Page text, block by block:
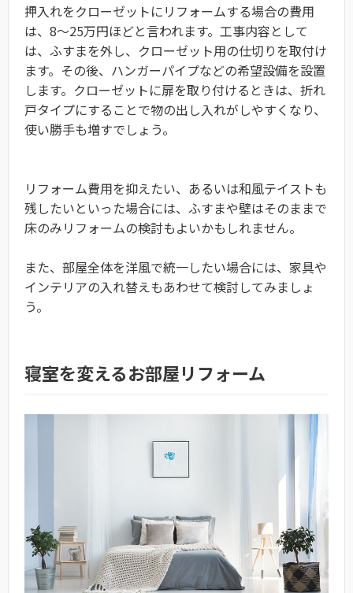
押入れをクローゼットにリフォームする場合の費用
は、8～25万円ほどと言われます。工事内容として
は、ふすまを外し、クローゼット用の仕切りを取付け
ます。その後、ハンガーパイプなどの希望設備を設置
します。クローゼットに扉を取り付けるときは、折れ
戸タイプにすることで物の出し入れがしやすくなり、
使い勝手も増すでしょう。
リフォーム費用を抑えたい、あるいは和風テイストも
残したいといった場合には、ふすまや壁はそのままで
床のみリフォームの検討もよいかもしれません。
また、部屋全体を洋風で統一したい場合には、家具や
インテリアの入れ替えもあわせて検討してみましょ
う。
寝室を変えるお部屋リフォーム